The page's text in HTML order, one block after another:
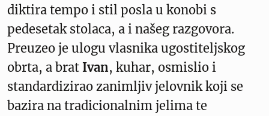
diktira tempo i stil posla u konobi s
pedesetak stolaca, a i našeg razgovora.
Preuzeo je ulogu vlasnika ugostiteljskog
obrta, a brat Ivan, kuhar, osmislio i
standardizirao zanimljiv jelovnik koji se
bazira na tradicionalnim jelima te